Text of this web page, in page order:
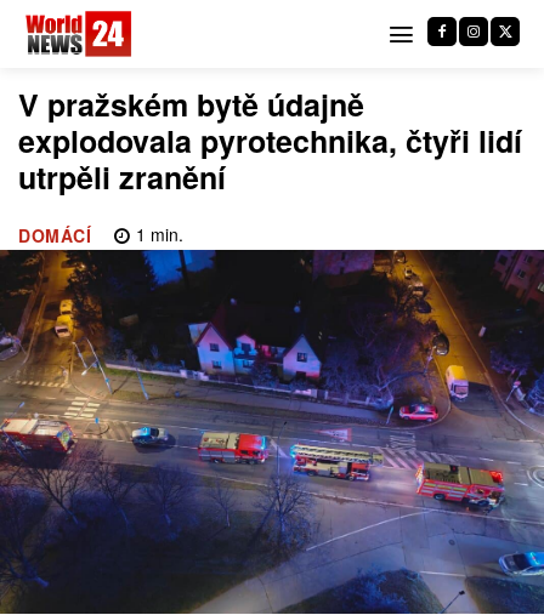
V pražském bytě údajně
explodovala pyrotechnika, čtyři lidí
utrpěli zranění
DOMÁCÍ 1 min.